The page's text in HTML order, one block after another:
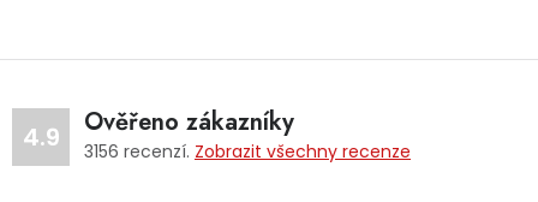
4.9 Ověřeno zákazníky
3156 recenzí. Zobrazit všechny recenze